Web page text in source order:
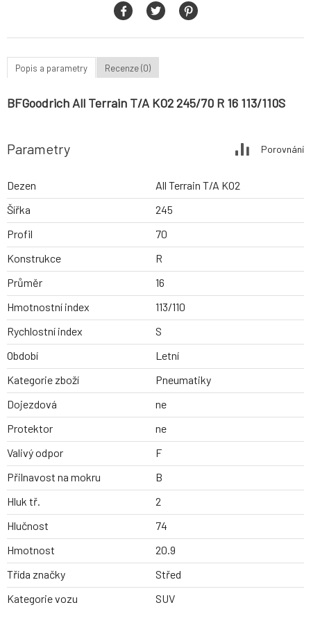
Popis a parametry Recenze (0)
BFGoodrich All Terrain T/A KO2 245/70 R 16 113/110S
Parametry Porovnání
Dezen
All Terrain T/A KO2
Šířka
245
Profil
70
Konstrukce
R
Průměr
16
Hmotnostní index
113/110
Rychlostní index
S
Období
Letní
Kategorie zboží
Pneumatiky
Dojezdová
ne
Protektor
ne
Valivý odpor
F
Přilnavost na mokru
B
Hluk tř.
2
Hlučnost
74
Hmotnost
20.9
Třída značky
Střed
Kategorie vozu
SUV